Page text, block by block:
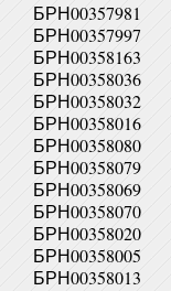
БРН00357981
БРН00357997
БРН00358163
БРН00358036
БРН00358032
БРН00358016
БРН00358080
БРН00358079
БРН00358069
БРН00358070
БРН00358020
БРН00358005
БРН00358013